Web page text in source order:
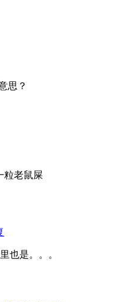
思？
粒老鼠屎
也是。。。